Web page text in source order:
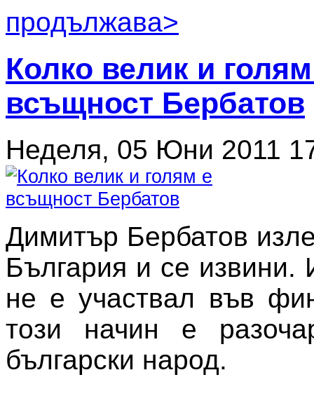
продължава>
Колко велик и
всъщност Бербатов
Неделя, 05 Юни 2011
Димитър Бербатов
България и се извини.
не е участвал във
този начин е
български народ.